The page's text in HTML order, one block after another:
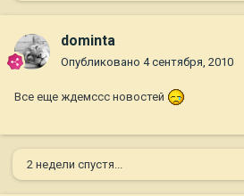
dominta
Опубликовано 4 сентября, 2010
Все еще ждемссс новостей
2 недели спустя...